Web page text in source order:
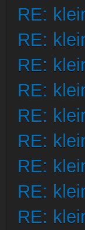
RE:
RE:
RE:
RE:
RE:
RE:
RE:
RE:
RE: